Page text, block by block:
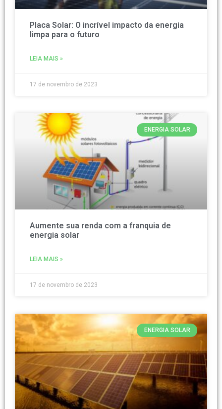
Placa Solar: O incrível impacto da energia
limpa para o futuro
LEIA MAIS »
17 de novembro de 2023
ENERGIA SOLAR
Aumente sua renda com a franquia de
energia solar
LEIA MAIS »
17 de novembro de 2023
ENERGIA SOLAR